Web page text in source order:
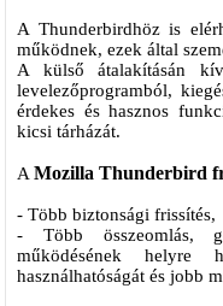
A Thunderbirdhöz is
működnek, ezek által
A külső átalakításán
levelezőprogramból,
érdekes és hasznos
kicsi tárházát.
AMozilla Thunderbird
- Több biztonsági frissítés,
- Több összeomlás,
működésének
használhatóságát és jobb